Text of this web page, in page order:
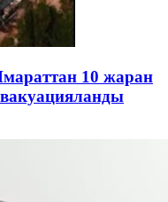
10 жаран